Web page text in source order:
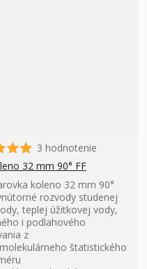
3 hodnotenie
32 mm 90° FF
koleno 32 mm 90°
rozvody studenej
teplej úžitkovej vody,
i podlahového
z
štatistického